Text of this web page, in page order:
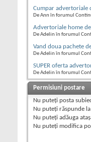
Cumpar advertoriale
De Ann în forumul
Advertoriale home
De Adelin în forumul
Vand doua pachete
De Adelin în forumul
SUPER oferta
De Adelin în forumul
Permisiuni postare
Nu puteţi posta
Nu puteţi răspunde
Nu puteţi adăuga
Nu puteţi modifica